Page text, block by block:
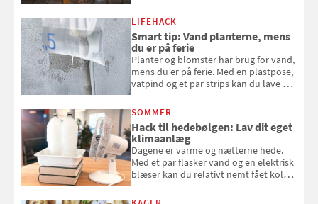
LIFEHACK
Smart tip: Vand planterne, mens
du er på ferie
Planter og blomster har brug for vand,
mens du er på ferie. Med en plastpose,
vatpind og et par strips kan du lave dit
at bede naboen om at vande eller
komme hjem til døde planter
SOMMER
Hack til hedebølgen: Lav dit eget
klimaanlæg
Dagene er varme og nætterne hede.
Med et par flasker vand og en elektrisk
blæser kan du relativt nemt fået koldt
og se, hvordan du gør